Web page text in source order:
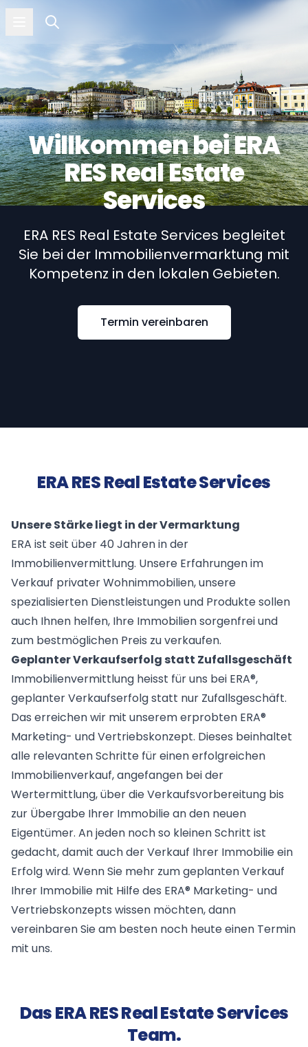
Open menu
Immobilien
Willkommen bei ERA
RES Real Estate
Services
ERA RES Real Estate Services begleitet
Sie bei der Immobilienvermarktung mit
Kompetenz in den lokalen Gebieten.
Termin vereinbaren
ERA RES Real Estate Services
Unsere Stärke liegt in der Vermarktung
ERA ist seit über 40 Jahren in der
Immobilienvermittlung. Unsere Erfahrungen im
Verkauf privater Wohnimmobilien, unsere
spezialisierten Dienstleistungen und Produkte sollen
auch Ihnen helfen, Ihre Immobilien sorgenfrei und
zum bestmöglichen Preis zu verkaufen.
Geplanter Verkaufserfolg statt Zufallsgeschäft
Immobilienvermittlung heisst für uns bei ERA®,
geplanter Verkaufserfolg statt nur Zufallsgeschäft.
Das erreichen wir mit unserem erprobten ERA®
Marketing- und Vertriebskonzept. Dieses beinhaltet
alle relevanten Schritte für einen erfolgreichen
Immobilienverkauf, angefangen bei der
Wertermittlung, über die Verkaufsvorbereitung bis
zur Übergabe Ihrer Immobilie an den neuen
Eigentümer. An jeden noch so kleinen Schritt ist
gedacht, damit auch der Verkauf Ihrer Immobilie ein
Erfolg wird. Wenn Sie mehr zum geplanten Verkauf
Ihrer Immobilie mit Hilfe des ERA® Marketing- und
Vertriebskonzepts wissen möchten, dann
vereinbaren Sie am besten noch heute einen Termin
mit uns.
Das ERA RES Real Estate Services
Team.